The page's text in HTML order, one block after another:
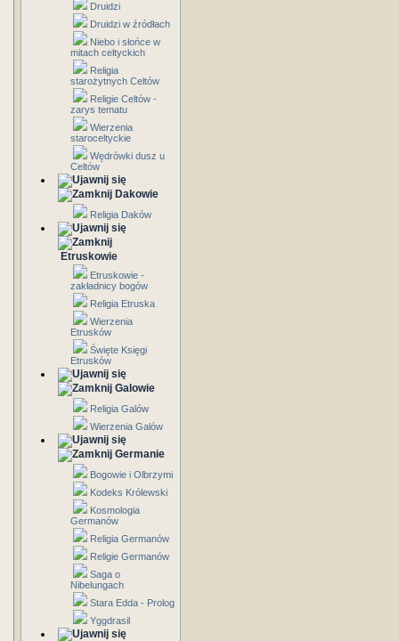
Druidzi
Druidzi w źródłach
Niebo i słońce w
mitach celtyckich
Religia
starożytnych Celtów
Religie Celtów -
zarys tematu
Wierzenia
staroceltyckie
Wędrówki dusz u
Celtów
Dakowie
Religia Daków
Etruskowie
Etruskowie -
zakładnicy bogów
Religia Etruska
Wierzenia
Etrusków
Święte Księgi
Etrusków
Galowie
Religia Galów
Wierzenia Galów
Germanie
Bogowie i Olbrzymi
Kodeks Królewski
Kosmologia
Germanów
Religia Germanów
Religie Germanów
Saga o
Nibelungach
Stara Edda - Prolog
Yggdrasil